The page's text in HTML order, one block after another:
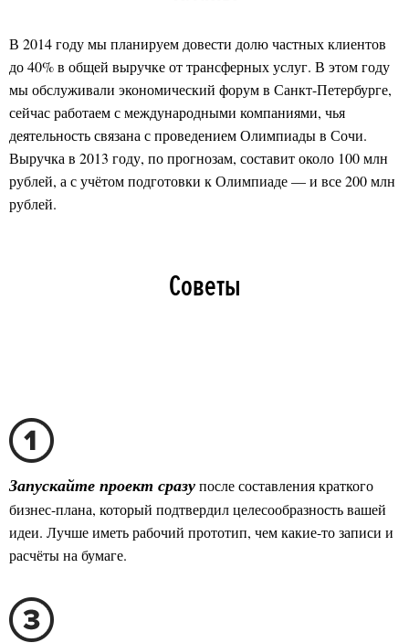
В 2014 году мы планируем довести долю частных клиентов
до 40% в общей выручке от трансферных услуг. В этом году
мы обслуживали экономический форум в Санкт-Петербурге,
сейчас работаем с международными компаниями, чья
деятельность связана с проведением Олимпиады в Сочи.
Выручка в 2013 году, по прогнозам, составит около 100 млн
рублей, а с учётом подготовки к Олимпиаде — и все 200 млн
рублей.
Советы
Запускайте проект сразу после составления краткого
бизнес-плана, который подтвердил целесообразность вашей
идеи. Лучше иметь рабочий прототип, чем какие-то записи и
расчёты на бумаге.